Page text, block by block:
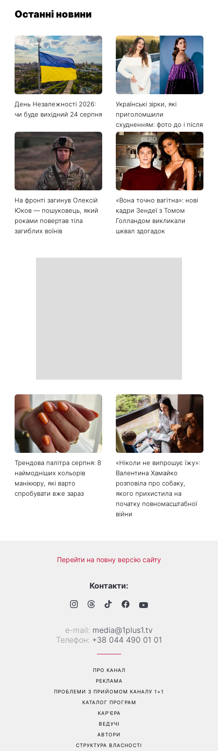
Останні новини
День Незалежності 2026:
чи буде вихідний 24 серпня
Українські зірки, які
приголомшили
схудненням: фото до і після
На фронті загинув Олексій
Юков — пошуковець, який
роками повертав тіла
загиблих воїнів
«Вона точно вагітна»: нові
кадри Зендеї з Томом
Голландом викликали
шквал здогадок
Трендова палітра серпня: 8
наймодніших кольорів
манікюру, які варто
спробувати вже зараз
«Ніколи не випрошує їжу»:
Валентина Хамайко
розповіла про собаку,
якого прихистила на
початку повномасштабної
війни
Перейти на повну версію сайту
Контакти:
е-mail: media@1plus1.tv
Телефон: +38 044 490 01 01
ПРО КАНАЛ
РЕКЛАМА
ПРОБЛЕМИ З ПРИЙОМОМ КАНАЛУ 1+1
КАТАЛОГ ПРОГРАМ
КАР’ЄРА
ВЕДУЧІ
АВТОРИ
СТРУКТУРА ВЛАСНОСТІ